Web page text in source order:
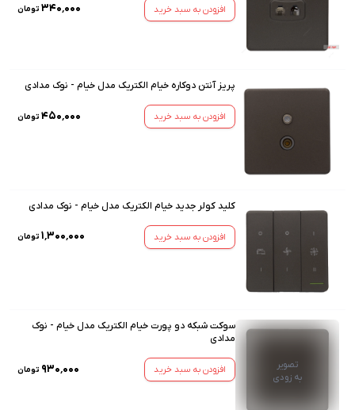
افزودن به سبد خرید ۳۴۰٬۰۰۰ تومان
پریز آنتن دوکاره خیام الکتریک مدل خیام - نوک مدادی
افزودن به سبد خرید ۴۵۰٬۰۰۰ تومان
کلید کولر جدید خیام الکتریک مدل خیام - نوک مدادی
افزودن به سبد خرید ۱٬۳۰۰٬۰۰۰ تومان
تصویر
به زودی
سوکت شبکه دو پورت خیام الکتریک مدل خیام - نوک
مدادی
افزودن به سبد خرید ۹۳۰٬۰۰۰ تومان